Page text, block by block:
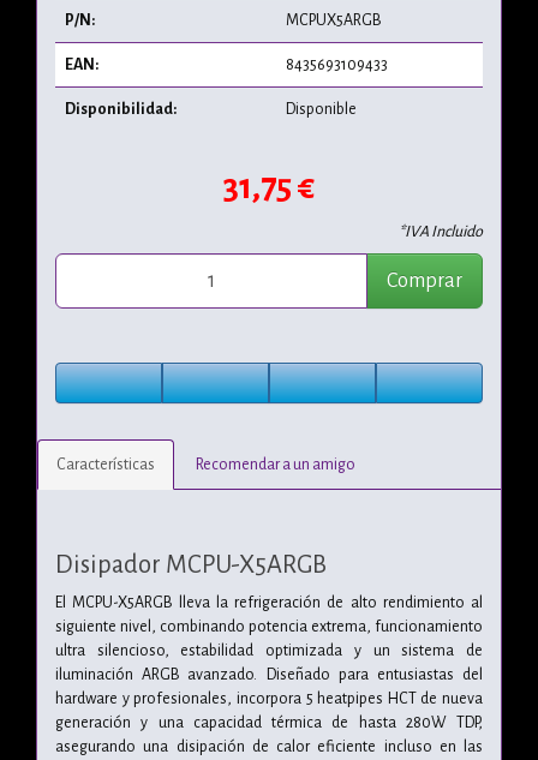
P/N: MCPUX5ARGB
EAN: 8435693109433
Disponibilidad: Disponible
31,75 €
*IVA Incluido
Comprar
Características Recomendar a un amigo
Disipador MCPU-X5ARGB
El MCPU-X5ARGB lleva la refrigeración de alto rendimiento al
siguiente nivel, combinando potencia extrema, funcionamiento
ultra silencioso, estabilidad optimizada y un sistema de
iluminación ARGB avanzado. Diseñado para entusiastas del
hardware y profesionales, incorpora 5 heatpipes HCT de nueva
generación y una capacidad térmica de hasta 280W TDP,
asegurando una disipación de calor eficiente incluso en las